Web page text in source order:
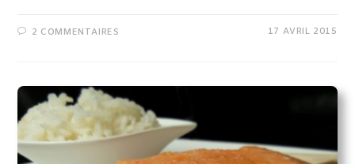
2 COMMENTAIRES 17 AVRIL 2015